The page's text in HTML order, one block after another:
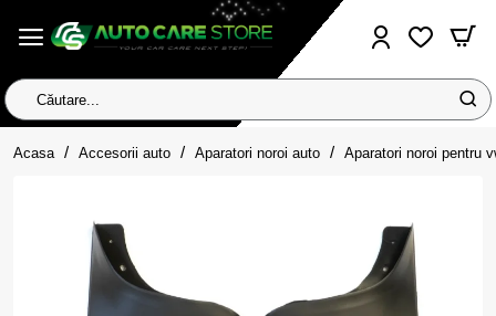
Căutare...
Acasa homeAccesorii auto Aparatori noroi auto Aparatori noroi pentru